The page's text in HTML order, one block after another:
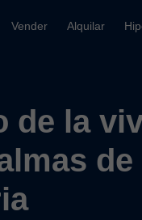
Vender Alquilar
de la
de